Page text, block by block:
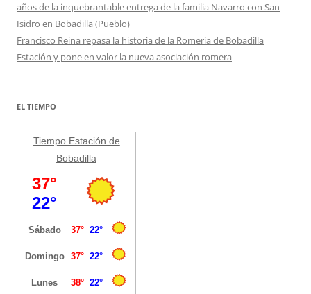
años de la inquebrantable entrega de la familia Navarro con San
Isidro en Bobadilla (Pueblo)
Francisco Reina repasa la historia de la Romería de Bobadilla
Estación y pone en valor la nueva asociación romera
EL TIEMPO
Tiempo Estación de
Bobadilla